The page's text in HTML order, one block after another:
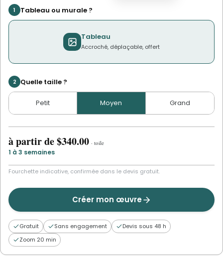
1 Tableau ou murale ?
Tableau
Accroché, déplaçable, offert
2 Quelle taille ?
Petit Moyen Grand
à partir de$340.00 · toile
1 à 3 semaines
Fourchette indicative, confirmée dans le devis gratuit.
Créer mon œuvre
Gratuit Sans engagement
Devis sous 48 h
Zoom 20 min